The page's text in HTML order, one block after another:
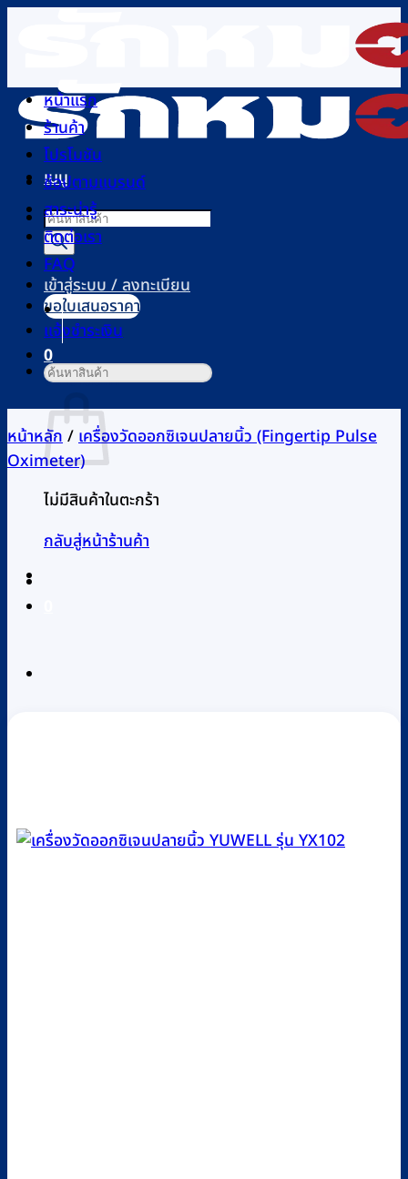
เนื้อหา
เมนู
Products
search
เข้าสู่ระบบ / ลงทะเบียน
0
ตะกร้าสินค้า
ไม่มีสินค้าในตะกร้า
กลับสู่หน้าร้านค้า
หน้าแรก
ร้านค้า
โปรโมชัน
ช้อปตามแบรนด์
สาระน่ารู้
ติดต่อเรา
FAQ
ขอใบเสนอราคา
แจ้งชำระเงิน
ค้นหา:
หน้าหลัก/เครื่องวัดออกซิเจนปลายนิ้ว (Fingertip Pulse
Oximeter)